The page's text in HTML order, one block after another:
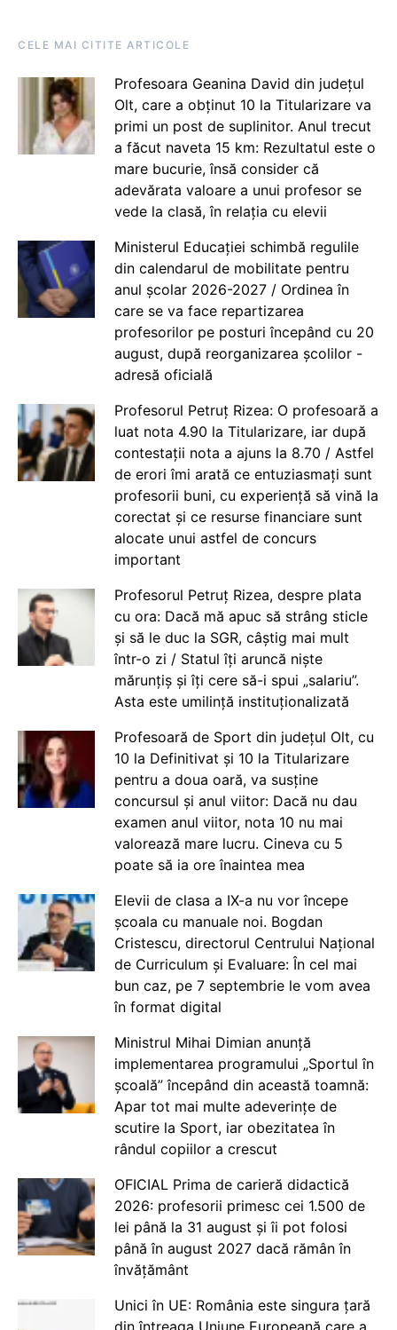
CELE MAI CITITE ARTICOLE
Profesoara Geanina David din județul
Olt, care a obținut 10 la Titularizare va
primi un post de suplinitor. Anul trecut
a făcut naveta 15 km: Rezultatul este o
mare bucurie, însă consider că
adevărata valoare a unui profesor se
vede la clasă, în relația cu elevii
Ministerul Educației schimbă regulile
din calendarul de mobilitate pentru
anul școlar 2026-2027 / Ordinea în
care se va face repartizarea
profesorilor pe posturi începând cu 20
august, după reorganizarea școlilor -
adresă oficială
Profesorul Petruț Rizea: O profesoară a
luat nota 4.90 la Titularizare, iar după
contestații nota a ajuns la 8.70 / Astfel
de erori îmi arată ce entuziasmați sunt
profesorii buni, cu experiență să vină la
corectat și ce resurse financiare sunt
alocate unui astfel de concurs
important
Profesorul Petruț Rizea, despre plata
cu ora: Dacă mă apuc să strâng sticle
și să le duc la SGR, câștig mai mult
într-o zi / Statul îți aruncă niște
mărunțiș și îți cere să-i spui „salariu”.
Asta este umilință instituționalizată
Profesoară de Sport din județul Olt, cu
10 la Definitivat și 10 la Titularizare
pentru a doua oară, va susține
concursul și anul viitor: Dacă nu dau
examen anul viitor, nota 10 nu mai
valorează mare lucru. Cineva cu 5
poate să ia ore înaintea mea
Elevii de clasa a IX-a nu vor începe
școala cu manuale noi. Bogdan
Cristescu, directorul Centrului Național
de Curriculum și Evaluare: În cel mai
bun caz, pe 7 septembrie le vom avea
în format digital
Ministrul Mihai Dimian anunță
implementarea programului „Sportul în
școală” începând din această toamnă:
Apar tot mai multe adeverințe de
scutire la Sport, iar obezitatea în
rândul copiilor a crescut
OFICIAL Prima de carieră didactică
2026: profesorii primesc cei 1.500 de
lei până la 31 august și îi pot folosi
până în august 2027 dacă rămân în
învățământ
Unici în UE: România este singura țară
din întreaga Uniune Europeană care a